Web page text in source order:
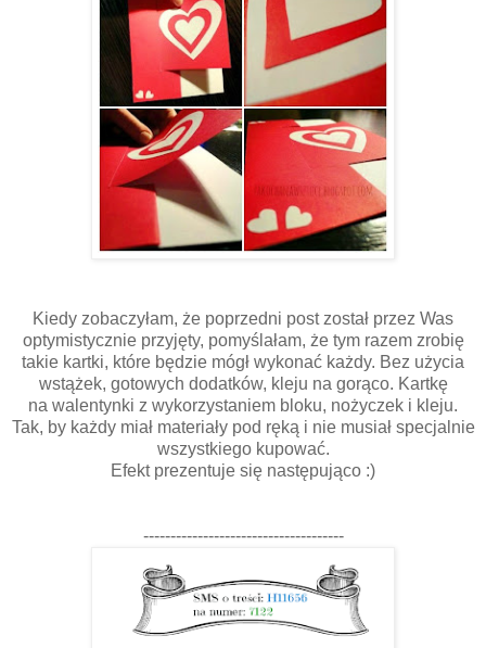
Kiedy zobaczyłam, że poprzedni post został przez Was
optymistycznie przyjęty, pomyślałam, że tym razem zrobię
takie kartki, które będzie mógł wykonać każdy. Bez użycia
wstążek, gotowych dodatków, kleju na gorąco. Kartkę
na walentynki z wykorzystaniem bloku, nożyczek i kleju.
Tak, by każdy miał materiały pod ręką i nie musiał specjalnie
wszystkiego kupować.
Efekt prezentuje się następująco :)
-------------------------------------